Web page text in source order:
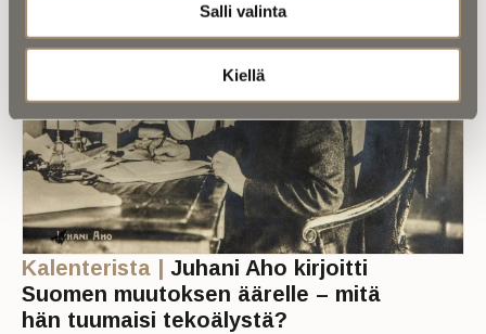
Salli valinta
Kiellä
Kalenterista | Juhani Aho kirjoitti
Suomen muutoksen äärelle – mitä
hän tuumaisi tekoälystä?